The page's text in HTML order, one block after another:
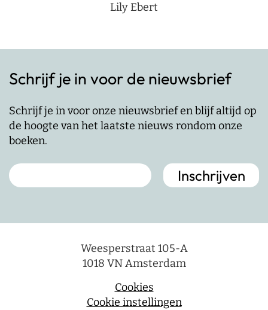
Lily Ebert
Schrijf je in voor de nieuwsbrief
Schrijf je in voor onze nieuwsbrief en blijf altijd op
de hoogte van het laatste nieuws rondom onze
boeken.
Weesperstraat 105-A
1018 VN Amsterdam
Cookies
Cookie instellingen